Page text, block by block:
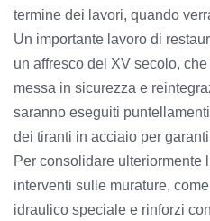
termine dei lavori, quando
Un importante lavoro di
un affresco del XV secolo,
messa in sicurezza e
saranno eseguiti
dei tiranti in acciaio per
Per consolidare ulteriormente
interventi sulle murature,
idraulico speciale e rinforzi